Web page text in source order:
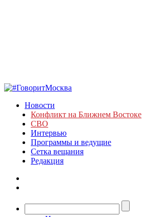
Новости
Конфликт на Ближнем Востоке
СВО
Интервью
Программы и ведущие
Сетка вещания
Редакция